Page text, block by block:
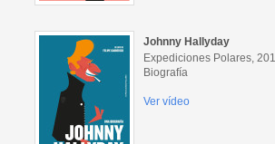
Johnny Hallyday
Expediciones Polares,
Biografía
Ver vídeo